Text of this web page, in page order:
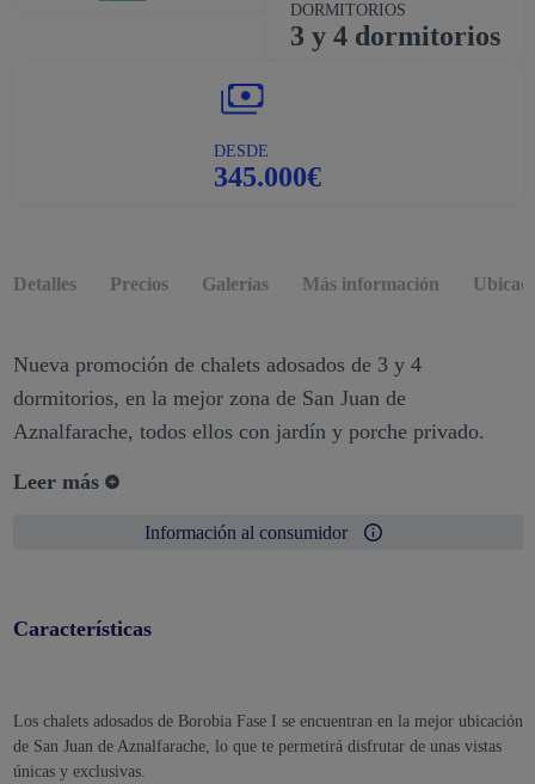
DORMITORIOS
3 y 4 dormitorios
DESDE
345.000€
Detalles Precios Galerías Más información
Nueva promoción de chalets adosados de 3 y 4
dormitorios, en la mejor zona de San Juan de
Aznalfarache, todos ellos con jardín y porche privado.
Leer más
Información al consumidor
Características
Los chalets adosados de Borobia Fase I se encuentran en la mejor ubicación
de San Juan de Aznalfarache, lo que te permetirá disfrutar de unas vistas
únicas y exclusivas.